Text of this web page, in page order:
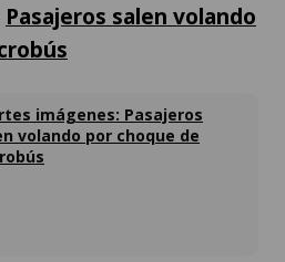
Pasajeros salen volando
imágenes: Pasajeros
volando por choque de